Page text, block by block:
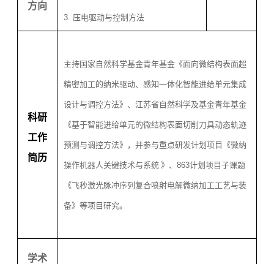
方向
3. 压电驱动与控制方法
科研
工作
简历
主持国家自然科学基金青年基金《面向微结构表面超
精密加工的纳米驱动、感知一体化智能进给单元集成
设计与调控方法》、江苏省自然科学及基金青年基金
《基于智能进给单元的微结构表面切削刀具动态轨迹
预测与调控方法》，并参与重点研发计划项目《微纳
操作机器人关键技术与系统 》、 863计划项目子课题
《飞秒激光脉冲序列复合喷射电解微纳加工工艺与装
备》等项目研究。
学术